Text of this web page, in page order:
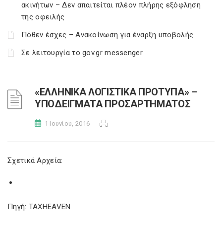
ακινήτων – Δεν απαιτείται πλέον πλήρης εξόφληση
της οφειλής
Πόθεν έσχες – Ανακοίνωση για έναρξη υποβολής
Σε λειτουργία το gov.gr messenger
«ΕΛΛΗΝΙΚΑ ΛΟΓΙΣΤΙΚΑ ΠΡΟΤΥΠΑ» –
ΥΠΟΔΕΙΓΜΑΤΑ ΠΡΟΣΑΡΤΗΜΑΤΟΣ
1 Ιουνίου, 2016
Σχετικά Αρχεία:
Πηγή: TAXHEAVEN